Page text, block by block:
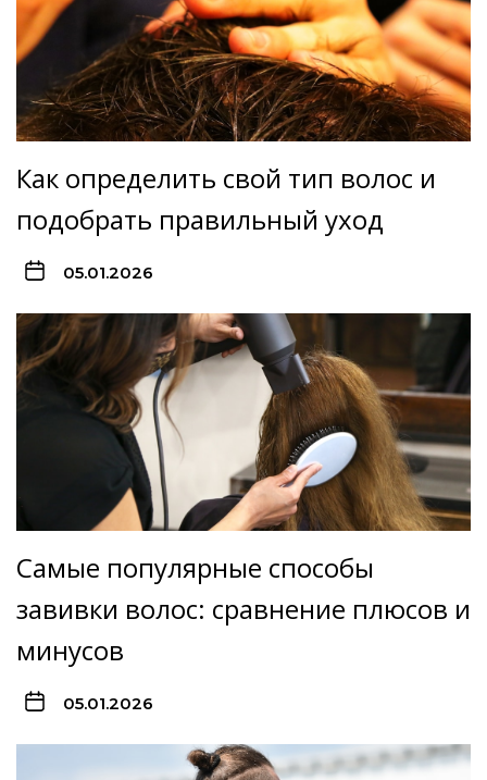
Как определить свой тип волос и
подобрать правильный уход
05.01.2026
Самые популярные способы
завивки волос: сравнение плюсов и
минусов
05.01.2026